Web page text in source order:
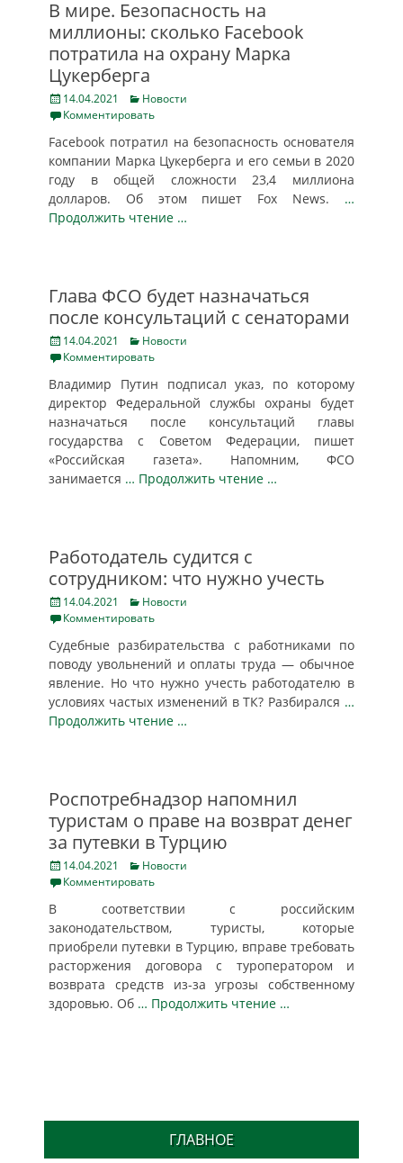
В мире. Безопасность на
миллионы: сколько Facebook
потратила на охрану Марка
Цукерберга
Posted
on
14.04.2021 Categories
Новости
Комментировать
Facebook потратил на безопасность основателя
компании Марка Цукерберга и его семьи в 2020
году в общей сложности 23,4 миллиона
долларов. Об этом пишет Fox News. …
Продолжить чтение …
Глава ФСО будет назначаться
после консультаций с сенаторами
Posted
on
14.04.2021 Categories
Новости
Комментировать
Владимир Путин подписал указ, по которому
директор Федеральной службы охраны будет
назначаться после консультаций главы
государства с Советом Федерации, пишет
«Российская газета». Напомним, ФСО
занимается … Продолжить чтение …
Работодатель судится с
сотрудником: что нужно учесть
Posted
on
14.04.2021 Categories
Новости
Комментировать
Судебные разбирательства с работниками по
поводу увольнений и оплаты труда — обычное
явление. Но что нужно учесть работодателю в
условиях частых изменений в ТК? Разбирался …
Продолжить чтение …
Роспотребнадзор напомнил
туристам о праве на возврат денег
за путевки в Турцию
Posted
on
14.04.2021 Categories
Новости
Комментировать
В соответствии с российским
законодательством, туристы, которые
приобрели путевки в Турцию, вправе требовать
расторжения договора с туроператором и
возврата средств из-за угрозы собственному
здоровью. Об … Продолжить чтение …
ГЛАВНОЕ